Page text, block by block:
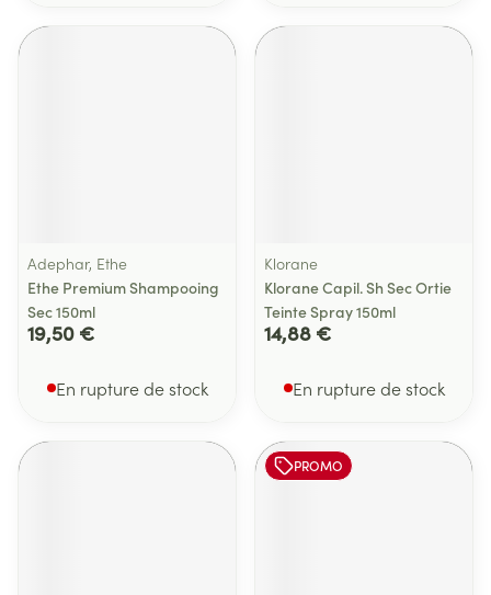
Adephar, Ethe
Ethe Premium Shampooing
Sec 150ml
19,50 €
En rupture de stock
Klorane
Klorane Capil. Sh Sec Ortie
Teinte Spray 150ml
14,88 €
En rupture de stock
PROMO